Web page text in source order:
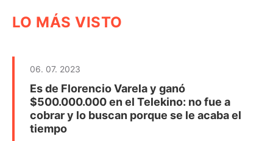
LO MÁS VISTO
06. 07. 2023
Es de Florencio Varela y ganó
$500.000.000 en el Telekino: no fue a
cobrar y lo buscan porque se le acaba el
tiempo